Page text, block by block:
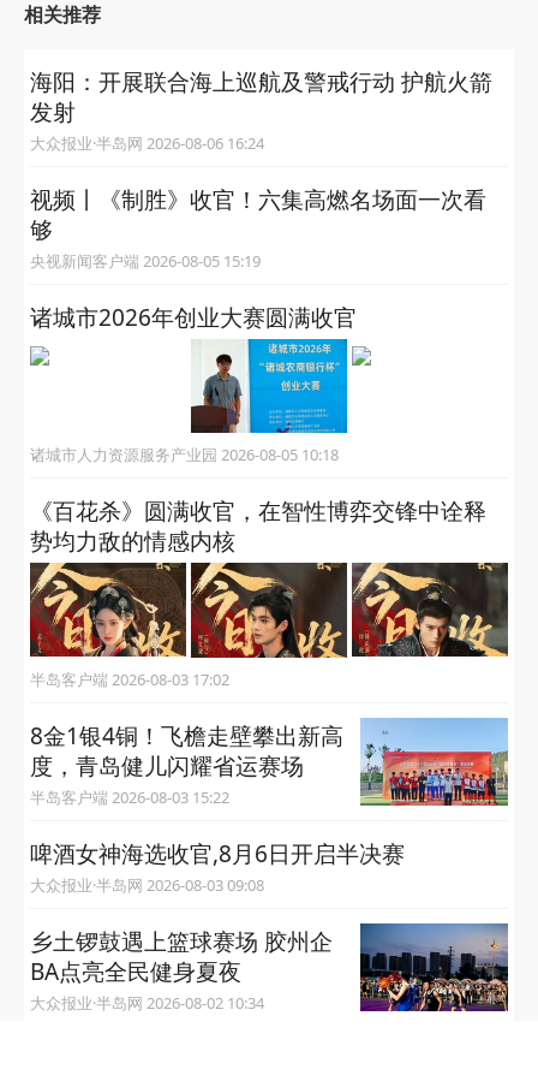
相关推荐
海阳：开展联合海上巡航及警戒行动 护航火箭
发射
大众报业·半岛网 2026-08-06 16:24
视频丨《制胜》收官！六集高燃名场面一次看
够
央视新闻客户端 2026-08-05 15:19
诸城市2026年创业大赛圆满收官
诸城市人力资源服务产业园 2026-08-05 10:18
《百花杀》圆满收官，在智性博弈交锋中诠释
势均力敌的情感内核
半岛客户端 2026-08-03 17:02
8金1银4铜！飞檐走壁攀出新高
度，青岛健儿闪耀省运赛场
半岛客户端 2026-08-03 15:22
啤酒女神海选收官,8月6日开启半决赛
大众报业·半岛网 2026-08-03 09:08
乡土锣鼓遇上篮球赛场 胶州企
BA点亮全民健身夏夜
大众报业·半岛网 2026-08-02 10:34